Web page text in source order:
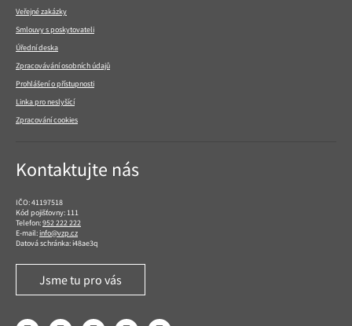
Veřejné zakázky
Smlouvy s poskytovateli
Úřední deska
Zpracovávání osobních údajů
Prohlášení o přístupnosti
Linka pro neslyšící
Zpracování cookies
Kontaktujte nás
IČO: 41197518
Kód pojišťovny: 111
Telefon:952 222 222
E-mail:info@vzp.cz
Datová schránka: i48ae3q
Jsme tu pro vás
FacebookLinkedIn YouTube InstagramTwitter